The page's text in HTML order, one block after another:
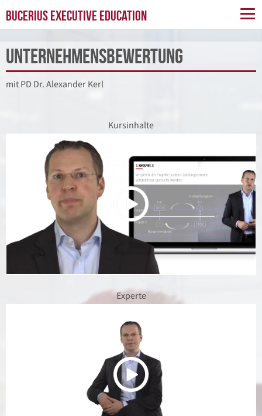
BUCERIUS EXECUTIVE EDUCATION
Unternehmensbewertung
mit PD Dr. Alexander Kerl
Kursinhalte
Experte